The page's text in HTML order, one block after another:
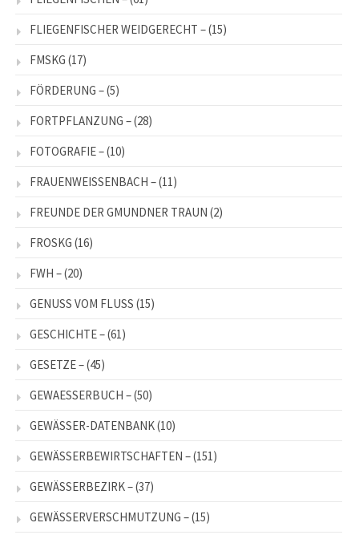
FLIEGENFISCHER WEIDGERECHT –(15)
FMSKG (17)
FÖRDERUNG –(5)
FORTPFLANZUNG –(28)
FOTOGRAFIE –(10)
FRAUENWEISSENBACH –(11)
FREUNDE DER GMUNDNER TRAUN (2)
FROSKG (16)
FWH –(20)
GENUSS VOM FLUSS (15)
GESCHICHTE –(61)
GESETZE –(45)
GEWAESSERBUCH –(50)
GEWÄSSER-DATENBANK(10)
GEWÄSSERBEWIRTSCHAFTEN –(151)
GEWÄSSERBEZIRK –(37)
GEWÄSSERVERSCHMUTZUNG –(15)